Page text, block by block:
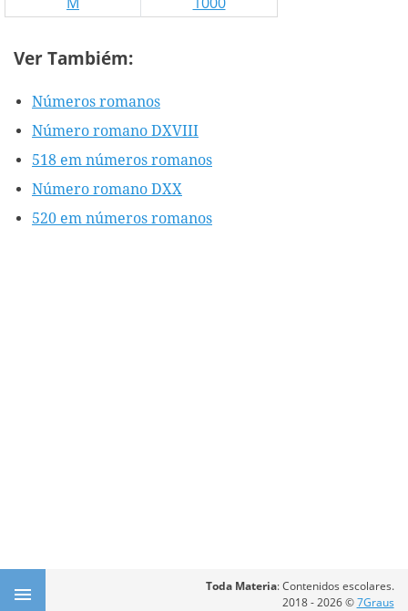
Ver Tambiém:
Números romanos
Número romano DXVIII
518 em números romanos
Número romano DXX
520 em números romanos
Toda Materia: Contenidos escolares.
2018 - 2026 ©7Graus